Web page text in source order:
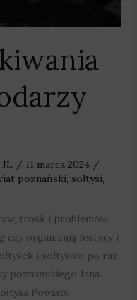
JL / 11 marca 2024 /
poznański, sołtysi,
trosk i problemów.
czy organizują festyny i
i sołtysów po raz
poznańskiego Jana
Powiatu